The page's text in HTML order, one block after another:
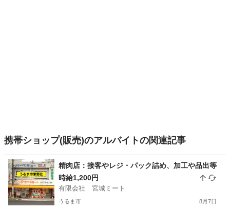
携帯ショップ(販売)のアルバイトの関連記事
精肉店：接客やレジ・パック詰め、加工や品出等
時給1,200円
有限会社 宮城ミート
うるま市 8月7日